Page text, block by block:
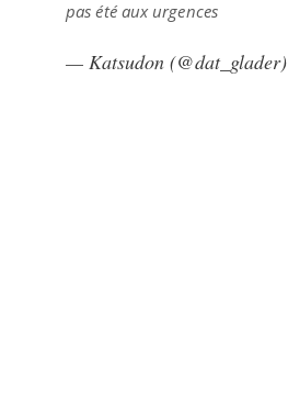
pas été aux urgences
— Katsudon (@dat_glader)